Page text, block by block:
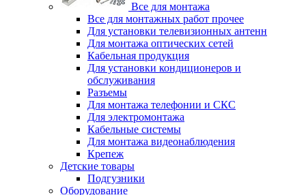
Все для монтажа
Все для монтажных работ прочее
Для установки телевизионных антенн
Для монтажа оптических сетей
Кабельная продукция
Для установки кондиционеров и
обслуживания
Разъемы
Для монтажа телефонии и СКС
Для электромонтажа
Кабельные системы
Для монтажа видеонаблюдения
Крепеж
Детские товары
Подгузники
Оборудование